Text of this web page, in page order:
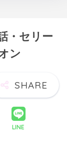
・セリー
ン
LINE